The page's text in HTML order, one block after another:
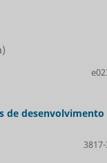
de desenvolvimento